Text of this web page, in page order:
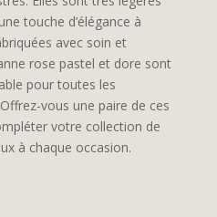
touche d’élégance à
avec soin et
rose pastel et dore sont
pour toutes les
vous une paire de ces
votre collection de
à chaque occasion.